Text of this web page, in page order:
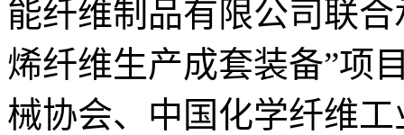
能纤维制品有限公司联
烯纤维生产成套装备”项
械协会、中国化学纤维